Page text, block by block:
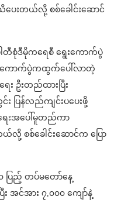
ေးတယ်လို့ စစ်ခေါင်းဆောင်
တီစုံဒီမိုကရေစီ ရွေးကောက်ပွဲ
ေးကောက်ပွဲကထွက်ပေါ်လာတဲ့
ဦးတည်ထားပြီး
ြန်လည်ကျင်းပပေးဖို့
းအပေါ်မူတည်ကာ
လို့ စစ်ခေါင်းဆောင်က ပြော
ပြည့် တပ်မတော်နေ့
အင်အား ၇,၀၀၀ ကျော်နဲ့